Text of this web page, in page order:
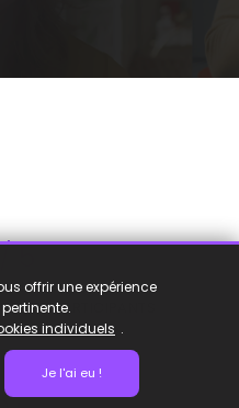
5
DES PARTICIPANTS
offrir une expérience
individuels .
Je l'ai eu !